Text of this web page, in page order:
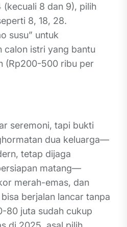
(kecuali 8 dan 9), pilih
8, 18, 28.
susu” untuk
calon istri yang bantu
(Rp200-500 ribu per
seremoni, tapi bukti
dua keluarga—
tetap dijaga
matang—
merah-emas, dan
berjalan lancar tanpa
80 juta sudah cukup